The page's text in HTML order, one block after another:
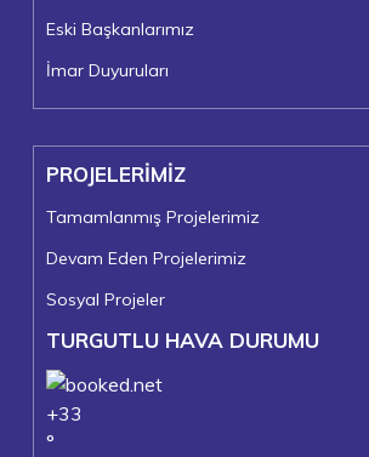
Eski Başkanlarımız
İmar Duyuruları
PROJELERİMİZ
Tamamlanmış Projelerimiz
Devam Eden Projelerimiz
Sosyal Projeler
TURGUTLU HAVA DURUMU
+33
°